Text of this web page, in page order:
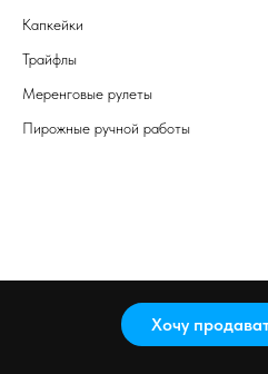
Капкейки
Трайфлы
Меренговые рулеты
Пирожные ручной работы
Хочу